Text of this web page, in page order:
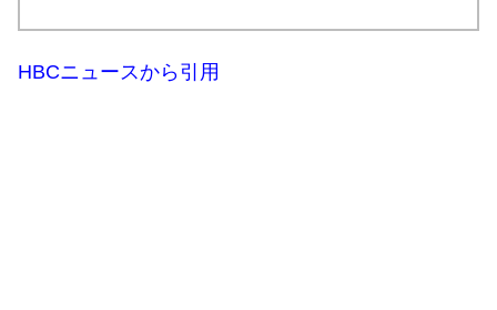
HBCニュースから引用